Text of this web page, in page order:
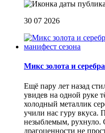
30 07 2026
Микс золота и
Ещё пару лет назад
увидев на одной руке
холодный металлик
учили нас гуру вкуса.
незыблемым, рухнуло.
драгоценности не